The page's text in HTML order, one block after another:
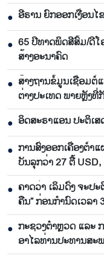
● ອີຣານ ຍົກອອກເງື່ອນ
● 65 ​ປີທາດ​ພິດ​ສີ​ສົ້ມ/ດີ​
ສ້າງ​ອະ​ນາຄົດ
● ສ້າງຖານຂໍ້ມູນເຊື່ອມຕໍ່
ຕ່າງປະເທດ ພາຍຫຼັງທີ່
● ອິດສະຣາແອນ ປະຕິເ
● ການສົ່ງອອກເຄື່ອງຕ່ຳ
ບັນລຸກວ່າ 27 ຕື້
● ຄາດວ່າ ເລິມດົ່ງ ຈະປ
ຄືນ” ກ່ອນກຳນົດເວລາ
● ກະຊວງຕຳຫຼວດ ແລະ
ອາໄລທ່ານປະທານສ